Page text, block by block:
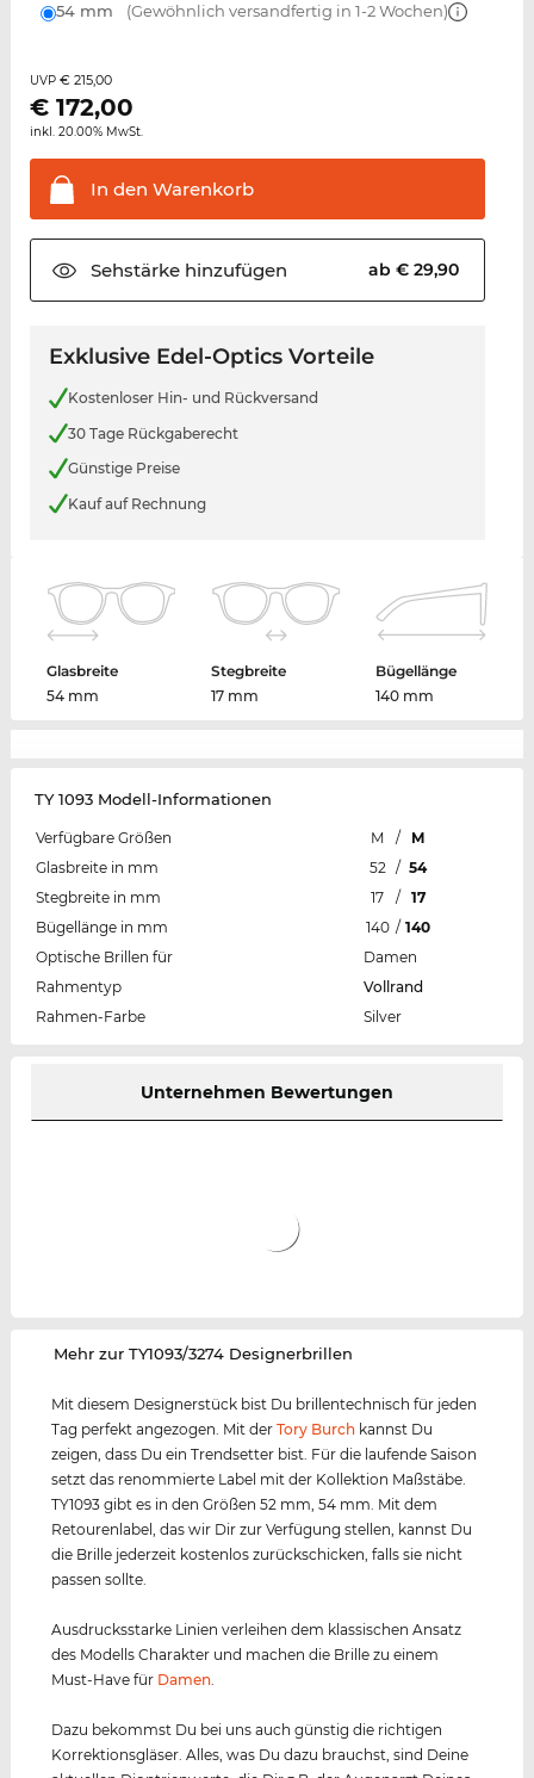
54 mm (Gewöhnlich versandfertig in 1-2 Wochen)
UVP € 215,00
€ 172,00
inkl. 20.00% MwSt.
In den Warenkorb
Sehstärkehinzufügen ab € 29,90
Exklusive Edel-Optics Vorteile
Kostenloser Hin- und Rückversand
30 Tage Rückgaberecht
Günstige Preise
Kauf auf Rechnung
Glasbreite
54 mm
Stegbreite
17 mm
Bügellänge
140 mm
TY 1093 Modell-Informationen
Verfügbare Größen M /
M
Glasbreite in mm
52 / 54
Stegbreite in mm
17 /
17
Bügellänge in mm
140 / 140
Optische Brillen für
Damen
Rahmentyp
Vollrand
Rahmen-Farbe
Silver
Unternehmen Bewertungen
‌Mehr zur TY1093/3274 Designerbrillen
Mit diesem Designerstück bist Du brillentechnisch für jeden
Tag perfekt angezogen. Mit derTory Burch kannst Du
zeigen, dass Du ein Trendsetter bist. Für die laufende Saison
setzt das renommierte Label mit der Kollektion Maßstäbe.
TY1093 gibt es in den Größen 52 mm, 54 mm. Mit dem
Retourenlabel, das wir Dir zur Verfügung stellen, kannst Du
die Brille jederzeit kostenlos zurückschicken, falls sie nicht
passen sollte.
Ausdrucksstarke Linien verleihen dem klassischen Ansatz
des Modells Charakter und machen die Brille zu einem
Must-Have für Damen.
Dazu bekommst Du bei uns auch günstig die richtigen
Korrektionsgläser. Alles, was Du dazu brauchst, sind Deine